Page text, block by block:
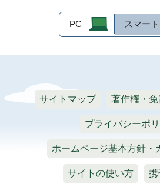
PC スマー
サイトマップ 著作権・
プライバシーポ
ホームページ基本方針・
サイトの使い方 携